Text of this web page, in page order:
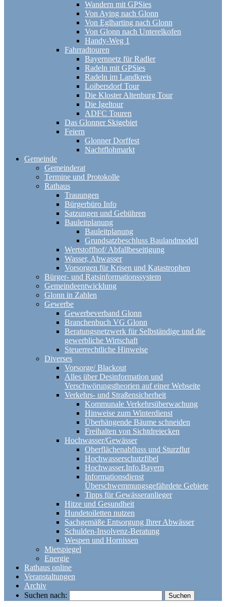
Wandern mit GPSies
Von Aying nach Glonn
Von Eglharting nach Glonn
Von Glonn nach Unterelkofen
Handy-Weg 1
Fahrradtouren
Bayernnetz für Radler
Radeln mit GPSies
Radeln im Landkreis
Loibersdorf Tour
Die Kloster Altenburg Tour
Die Igeltour
ADFC Touren
Das Glonner Skigebiet
Feiern
Glonner Dorffest
Nachtflohmarkt
Gemeinde
Gemeinderat
Termine und Protokolle
Rathaus
Trauungen
Bürgerbüro Info
Satzungen und Gebühren
Bauleitplanung
Bauleitplanung
Grundsatzbeschluss Baulandmodell
Wertstoffhof/ Abfallbeseitigung
Wasser, Abwasser
Vorsorgen für Krisen und Katastrophen
Bürger- und Ratsinformationssystem
Gemeindeentwicklung
Glonn in Zahlen
Gewerbe
Gewerbeverband Glonn
Branchenbuch VG Glonn
Beratungsnetzwerk für Selbständige und die
gewerbliche Wirtschaft
Steuerrechtliche Hinweise
Diverses
Vorsorge/ Blackout
Alles über Desinformation und
Verschwörungstheorien auf einer Webseite
Verkehrs- und Straßensicherheit
Kommunale Verkehrsüberwachung
Hinweise zum Winterdienst
Überhängende Bäume schneiden
Freihalten von Sichtdreiecken
Hochwasser/Gewässer
Oberflächenabfluss und Sturzflut
Hochwasserschutzfibel
Hochwasser.Info.Bayern
Informationsdienst
Überschwemmungsgefährdete Gebiete
Tipps für Gewässeranlieger
Hitze und Gesundheit
Hundetoiletten nutzen
Sachgemäße Entsorgung Ihrer Abwässer
Schulden-Insolvenz-Beratung
Wespen und Hornissen
Mietspiegel
Energie
Rathaus online
Veranstaltungen
Archiv
Suchen nach: